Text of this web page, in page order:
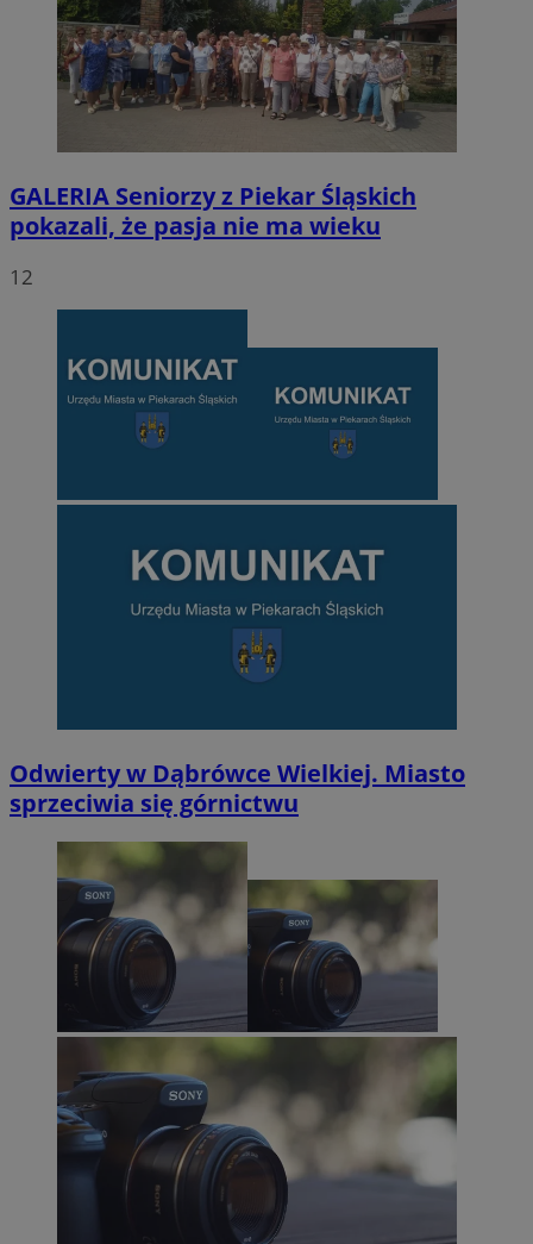
GALERIA Seniorzy z Piekar Śląskich
pokazali, że pasja nie ma wieku
12
Odwierty w Dąbrówce Wielkiej. Miasto
sprzeciwia się górnictwu